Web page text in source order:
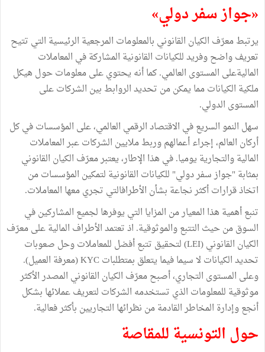
«جواز سفر دولي»
يرتبط معرّف الكيان القانوني بالمعلومات المرجعية الرئيسية التي تتيح
تعريف واضح وفريد للكيانات القانونية المشاركة في المعاملات
الماليةعلى المستوى العالمي. كما أنه يحتوي على معلومات حول هيكل
ملكية الكيانات مما يمكن من تحديد الروابط بين الشركات على
المستوى الدولي.
سهل النمو السريع في الاقتصاد الرقمي العالمي، على المؤسسات في كل
أركان العالم، إجراء أعمالهم وربط ملايين الشركات عبر المعاملات
المالية والتجارية يوميا. في هذا الإطار، يعتبر معرّف الكيان القانوني
بمثابة "جواز سفر دولي" للكيانات القانونية لتمكين المؤسسات من
اتخاذ قرارات أكثر نجاعة بشأن الأطرافالتي تجري معها المعاملات.
تنبع أهمية هذا المعيار من المزايا التي يوفرها لجميع المشاركين في
السوق من حيث التتبع والموثوقية. اذ تعتمد الأطراف المالية على معرّف
الكيان القانوني (LEI) لتحقيق تتبع أفضل للمعاملات وحل صعوبات
تحديد الكيانات لا سيما فيما يتعلق بمتطلبات KYC (معرفة العميل).
وعلى المستوى التجاري، أصبح معرّف الكيان القانوني المصدر الأكثر
موثوقية للمعلومات الذي تستخدمه الشركات لتعريف عملائها بشكل
أنجع وإدارة المخاطر القادمة من نظرائها التجاريين بأكثر فعالية.
حول التونسية للمقاصة